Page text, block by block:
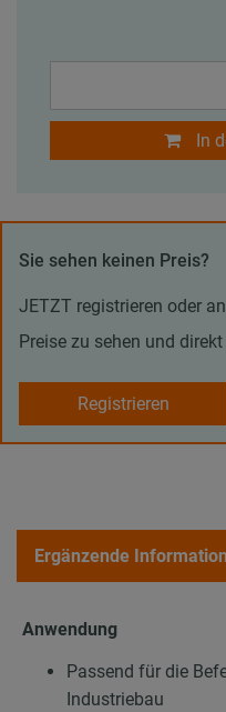
In
Sie sehen keinen Preis?
JETZT registrieren oder
Preise zu sehen und
Registrieren
Ergänzende
Anwendung
Passend für die
Industriebau